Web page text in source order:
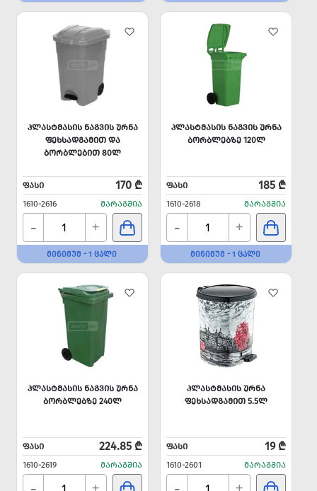
ᲞᲚᲐᲡᲢᲛᲐᲡᲘᲡ ᲜᲐᲒᲕᲘᲡ ᲣᲠᲜᲐ
ᲤᲔᲮᲡᲐᲓᲒᲐᲛᲘᲗ ᲓᲐ
ᲑᲝᲠᲑᲚᲔᲑᲘᲗ 80Ლ
ᲤᲐᲡᲘ 170 ₾
1610-2616 ᲛᲐᲠᲐᲒᲨᲘᲐ
- +
ᲛᲘᲜᲘᲛᲣᲛ - 1 ᲪᲐᲚᲘ
ᲞᲚᲐᲡᲢᲛᲐᲡᲘᲡ ᲜᲐᲒᲕᲘᲡ ᲣᲠᲜᲐ
ᲑᲝᲠᲑᲚᲔᲑᲖᲔ 120Ლ
ᲤᲐᲡᲘ 185 ₾
1610-2618 ᲛᲐᲠᲐᲒᲨᲘᲐ
- +
ᲛᲘᲜᲘᲛᲣᲛ - 1 ᲪᲐᲚᲘ
ᲞᲚᲐᲡᲢᲛᲐᲡᲘᲡ ᲜᲐᲒᲕᲘᲡ ᲣᲠᲜᲐ
ᲑᲝᲠᲑᲚᲔᲑᲖᲔ 240Ლ
ᲤᲐᲡᲘ 224.85 ₾
1610-2619 ᲛᲐᲠᲐᲒᲨᲘᲐ
ᲞᲚᲐᲡᲢᲛᲐᲡᲘᲡ ᲣᲠᲜᲐ
ᲤᲔᲮᲡᲐᲓᲒᲐᲛᲘᲗ 5.5Ლ
ᲤᲐᲡᲘ 19 ₾
1610-2601 ᲛᲐᲠᲐᲒᲨᲘᲐ